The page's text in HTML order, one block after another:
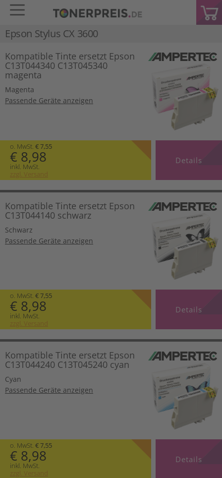
Epson Stylus CX 3600
Kompatible Tinte ersetzt Epson
C13T044340 C13T045340
magenta
Magenta
Passende Geräte anzeigen
o. MwSt. € 7,55
€ 8,98
inkl. MwSt.
zzgl. Versand
Details
Kompatible Tinte ersetzt Epson
C13T044140 schwarz
Schwarz
Passende Geräte anzeigen
o. MwSt. € 7,55
€ 8,98
inkl. MwSt.
zzgl. Versand
Details
Kompatible Tinte ersetzt Epson
C13T044240 C13T045240 cyan
Cyan
Passende Geräte anzeigen
o. MwSt. € 7,55
€ 8,98
inkl. MwSt.
zzgl. Versand
Details